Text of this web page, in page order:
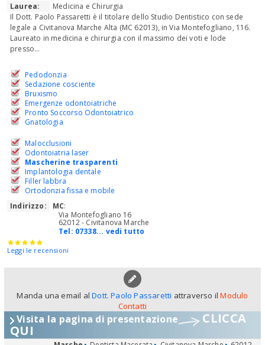
Laurea:
Medicina e Chirurgia
Il Dott. Paolo Passaretti è il titolare dello Studio Dentistico con sede
legale a Civitanova Marche Alta (MC 62013), in Via Montefogliano, 116.
Laureato in medicina e chirurgia con il massimo dei voti e lode
presso...
Pedodonzia
Sedazione cosciente
Bruxismo
Emergenze odontoiatriche
Pronto Soccorso Odontoiatrico
Gnatologia
Malocclusioni
Odontoiatria laser
Mascherine trasparenti
Implantologia dentale
Filler labbra
Ortodonzia fissa e mobile
Indirizzo:
MC:
Via Montefogliano 16
62012 - Civitanova Marche
Tel: 07338... vedi tutto
Leggi le recensioni
Manda una email alDott. Paolo Passaretti attraverso ilModulo
Contatti
Visita la pagina di presentazione CLICCA
QUI